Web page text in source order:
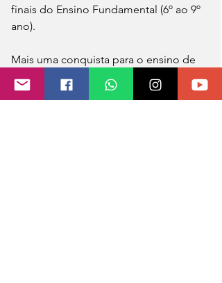
finais do Ensino Fundamental (6º ao 9º
ano).
Mais uma conquista para o ensino de
Barra do Guarita, que alavancará ainda
mais a qualidade, rumo ao propósito